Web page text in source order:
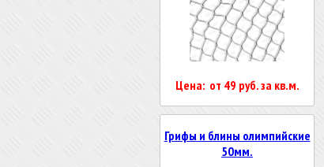
Цена: от 49 руб. за кв.м.
Грифы и блины олимпийские
50мм.